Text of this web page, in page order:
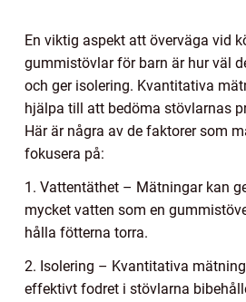
En viktig aspekt att överväga vid
gummistövlar för barn är hur väl
och ger isolering. Kvantitativa
hjälpa till att bedöma stövlarnas
Här är några av de faktorer som
fokusera på:
1. Vattentäthet – Mätningar kan
mycket vatten som en
hålla fötterna torra.
2. Isolering – Kvantitativa
effektivt fodret i stövlarna